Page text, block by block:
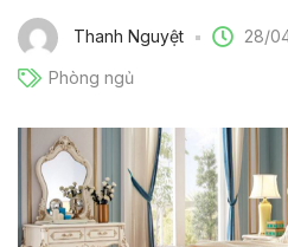
Thanh Nguyệt 28/
Phòng ngủ